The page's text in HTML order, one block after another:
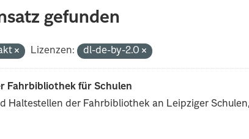
gefunden
Lizenzen: dl-de-by-2.0
Fahrbibliothek für Schulen
Haltestellen der Fahrbibliothek an Leipziger